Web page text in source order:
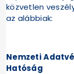
közvetlen
az alábbiak:
Nemzeti
Hatóság